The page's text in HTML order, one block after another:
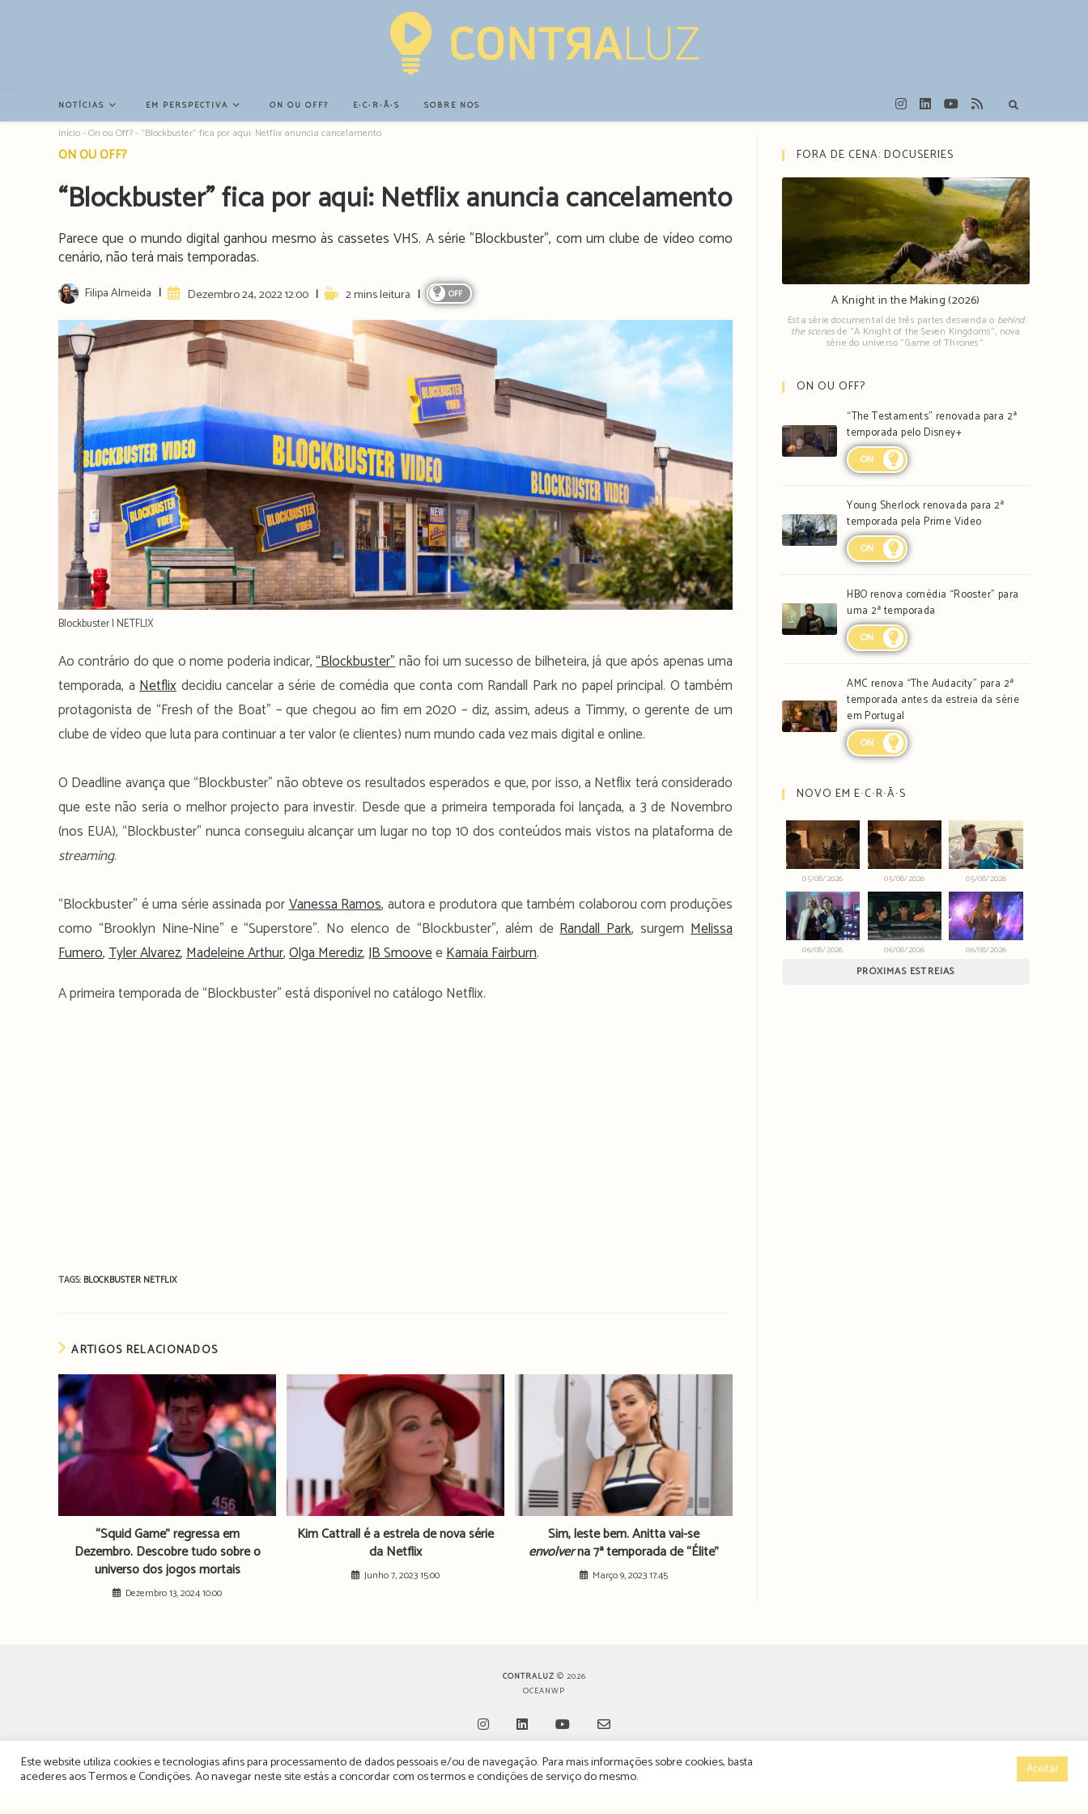
NOTÍCIAS EM PERSPECTIVA ON OU OFF? E∙C∙R∙Ã∙S SOBRE NÓS
Início-On ou Off?- “Blockbuster” fica por aqui: Netflix anuncia cancelamento
Post
ON OU OFF?
“Blockbuster” fica por aqui: Netflix anuncia cancelamento
Parece que o mundo digital ganhou mesmo às cassetes VHS. A série "Blockbuster", com um clube de vídeo como
cenário, não terá mais temporadas.
Post
author:
Filipa Almeida
ArtigoDezembro 24, 2022 12:00
Reading2 mins leitura OFF
Blockbuster | NETFLIX
Ao contrário do que o nome poderia indicar,“Blockbuster”não foi um sucesso de bilheteira, já que após apenas uma
temporada, a Netflix decidiu cancelar a série de comédia que conta com Randall Park no papel principal. O também
protagonista de “Fresh of the Boat” – que chegou ao fim em 2020 – diz, assim, adeus a Timmy, o gerente de um
clube de vídeo que luta para continuar a ter valor (e clientes) num mundo cada vez mais digital e online.
O Deadline avança que “Blockbuster” não obteve os resultados esperados e que, por isso, a Netflix terá considerado
que este não seria o melhor projecto para investir. Desde que a primeira temporada foi lançada, a 3 de Novembro
(nos EUA), “Blockbuster” nunca conseguiu alcançar um lugar no top 10 dos conteúdos mais vistos na plataforma de
streaming.
“Blockbuster” é uma série assinada porVanessa Ramos, autora e produtora que também colaborou com produções
como “Brooklyn Nine-Nine” e “Superstore”. No elenco de “Blockbuster”, além deRandall Park, surgemMelissa
Fumero,Tyler Alvarez,Madeleine Arthur,Olga Merediz,JB SmooveeKamaia Fairburn.
A primeira temporada de “Blockbuster” está disponível no catálogo Netflix.
TAGS: BLOCKBUSTER NETFLIX
ARTIGOS RELACIONADOS
“Squid Game” regressa em
Dezembro. Descobre tudo sobre o
universo dos jogos mortais
Dezembro 13, 2024 10:00
Kim Cattrall é a estrela de nova série
da Netflix
Junho 7, 2023 15:00
Sim, leste bem. Anitta vai-se
envolverna 7ª temporada de “Élite”
Março 9, 2023 17:45
FORA DE CENA: DOCUSERIES
A Knight in the Making (2026)
Esta série documental de três partes desvenda o behind
the scenesde "A Knight of the Seven Kingdoms", nova
série do universo "Game of Thrones".
ON OU OFF?
“The Testaments” renovada para 2ª
temporada pelo Disney+
ON
Young Sherlock renovada para 2ª
temporada pela Prime Video
ON
HBO renova comédia “Rooster” para
uma 2ª temporada
ON
AMC renova “The Audacity” para 2ª
temporada antes da estreia da série
em Portugal
ON
NOVO EM E∙C∙R∙Ã∙S
05/08/2026 05/08/2026 05/08/2026
06/08/2026 06/08/2026 06/08/2026
PRÓXIMAS ESTREIAS
CONTRALUZ © 2026
OCEANWP
Opens Opens Opens Opens
Este website utiliza cookies e tecnologias afins para processamento de dados pessoais e/ou de navegação. Para mais informações sobre cookies, basta
acederes aosTermos e Condições. Ao navegar neste site estás a concordar com os termos e condições de serviço do mesmo. Aceitar